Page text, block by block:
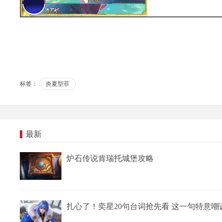
标签： 炎夏型菲
最新
炉石传说肯瑞托城堡攻略
扎心了！奕星20句台词抢先看 这一句特意嘲